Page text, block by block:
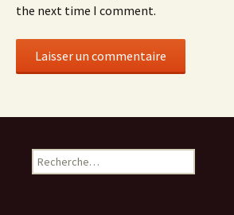
the next time I comment.
Rechercher :